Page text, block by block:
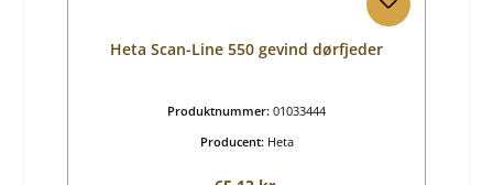
Heta Scan-Line 550 gevind dørfjeder
Produktnummer: 01033444
Producent: Heta